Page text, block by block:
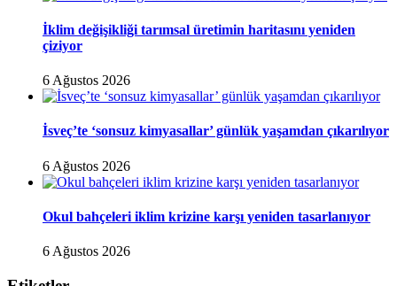
İklim değişikliği tarımsal üretimin haritasını yeniden
çiziyor
6 Ağustos 2026
İsveç’te ‘sonsuz kimyasallar’ günlük yaşamdan çıkarılıyor
6 Ağustos 2026
Okul bahçeleri iklim krizine karşı yeniden tasarlanıyor
6 Ağustos 2026